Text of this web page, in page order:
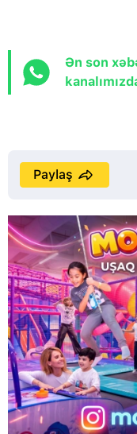
Ən son
Paylaş